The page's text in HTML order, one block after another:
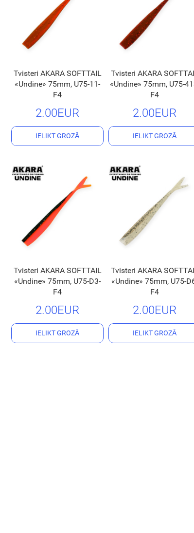
Tvisteri AKARA SOFTTAIL
«Undine» 75mm, U75-11-
F4
2.00EUR
IELIKT GROZĀ
Tvisteri AKARA
«Undine» 75mm, U75-
F4
2.00EUR
IELIKT GROZĀ
Tvisteri AKARA SOFTTAIL
«Undine» 75mm, U75-D3-
F4
2.00EUR
IELIKT GROZĀ
Tvisteri AKARA
«Undine» 75mm, U75-
F4
2.00EUR
IELIKT GROZĀ